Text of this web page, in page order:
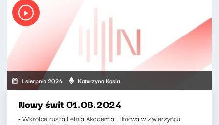
1 sierpnia 2024 Katarzyna Kasia
Nowy świt 01.08.2024
- Wkrótce rusza Letnia Akademia Filmowa w Zwierzyńcu